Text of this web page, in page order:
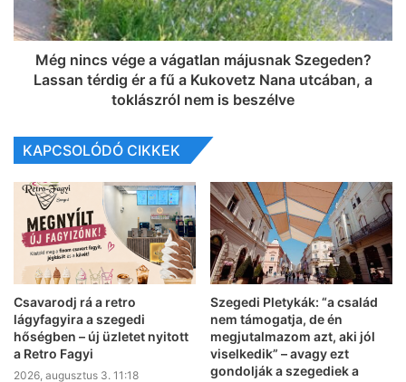
Még nincs vége a vágatlan májusnak Szegeden?
Lassan térdig ér a fű a Kukovetz Nana utcában, a
toklászról nem is beszélve
KAPCSOLÓDÓ CIKKEK
Csavarodj rá a retro
lágyfagyira a szegedi
hőségben – új üzletet nyitott
a Retro Fagyi
2026, augusztus 3. 11:18
Szegedi Pletykák: “a család
nem támogatja, de én
megjutalmazom azt, aki jól
viselkedik” – avagy ezt
gondolják a szegediek a